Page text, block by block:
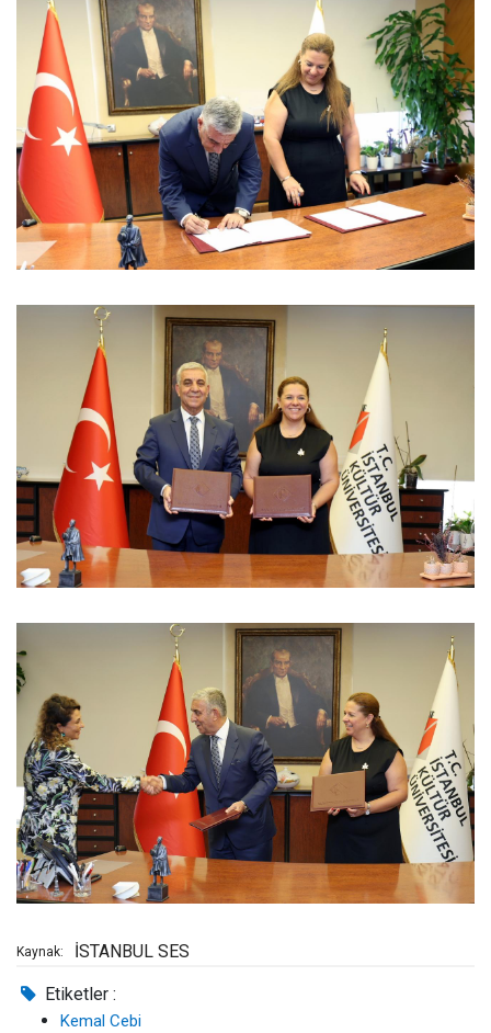
Kaynak: İSTANBUL SES
Etiketler :
Kemal Cebi